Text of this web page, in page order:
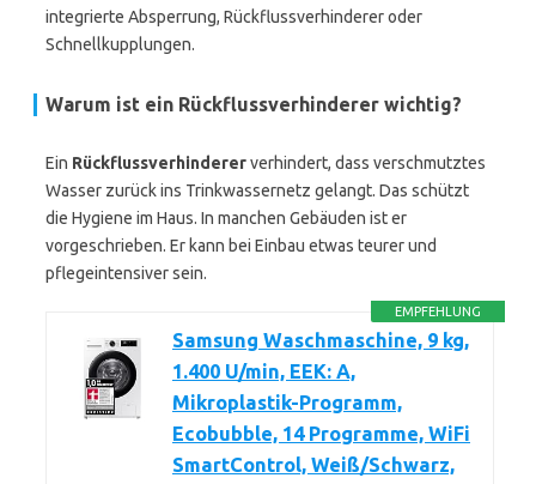
integrierte Absperrung, Rückflussverhinderer oder
Schnellkupplungen.
Warum ist ein Rückflussverhinderer wichtig?
Ein Rückflussverhindererverhindert, dass verschmutztes
Wasser zurück ins Trinkwassernetz gelangt. Das schützt
die Hygiene im Haus. In manchen Gebäuden ist er
vorgeschrieben. Er kann bei Einbau etwas teurer und
pflegeintensiver sein.
EMPFEHLUNG
Samsung Waschmaschine, 9 kg,
1.400 U/min, EEK: A,
Mikroplastik-Programm,
Ecobubble, 14 Programme, WiFi
SmartControl, Weiß/Schwarz,